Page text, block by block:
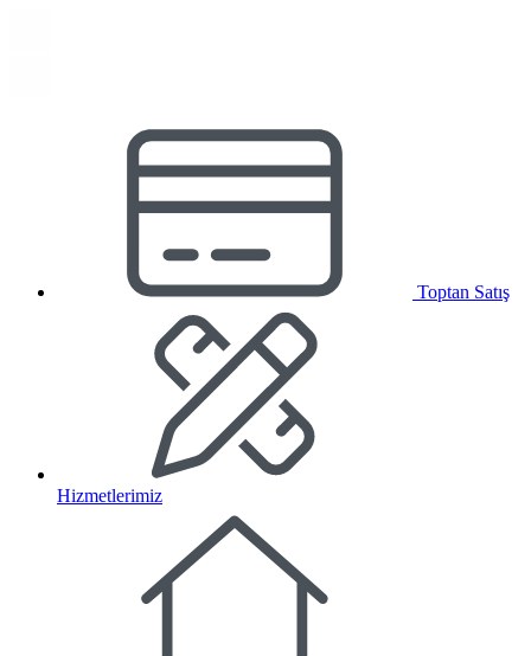
Toptan Satış
Hizmetlerimiz